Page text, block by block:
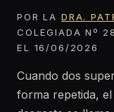
POR LA DRA.
COLEGIADA Nº
EL 16/06/2026
Cuando dos
forma repetida,